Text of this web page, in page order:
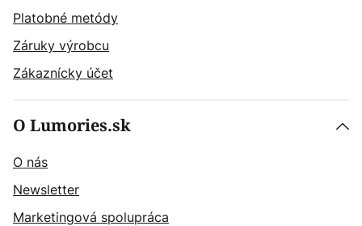
Platobné metódy
Záruky výrobcu
Zákaznícky účet
O Lumories.sk
O nás
Newsletter
Marketingová spolupráca